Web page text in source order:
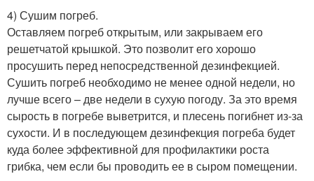
4) Сушим погреб.
Оставляем погреб открытым, или закрываем его
решетчатой крышкой. Это позволит его хорошо
просушить перед непосредственной дезинфекцией.
Сушить погреб необходимо не менее одной недели, но
лучше всего – две недели в сухую погоду. За это время
сырость в погребе выветрится, и плесень погибнет из-за
сухости. И в последующем дезинфекция погреба будет
куда более эффективной для профилактики роста
грибка, чем если бы проводить ее в сыром помещении.